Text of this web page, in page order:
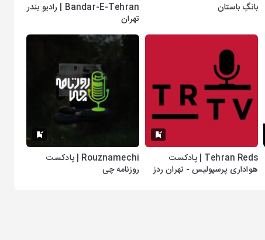
بانگِ باستان
Bandar-E-Tehran | رادیو بندر
تهران
Tehran Reds | پادکست
هواداری پرسپولیس - تهران ردز
Rouznamechi | پادکست
روزنامه چی